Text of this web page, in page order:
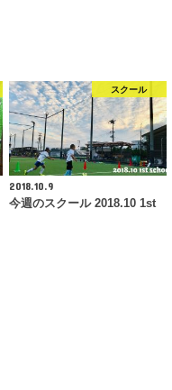
スクール
2018.10.9
今週のスクール 2018.10 1st